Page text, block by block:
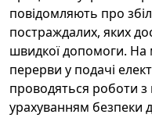
повідомляють про
постраждалих, яких
швидкої допомоги. На
перерви у подачі
проводяться роботи
урахуванням безпеки